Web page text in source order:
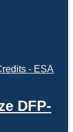
DFP-